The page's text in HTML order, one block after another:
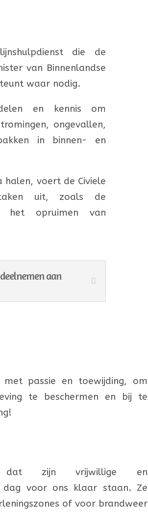
die de
van Binnenlandse
waar nodig.
en kennis om
ongevallen,
in binnen- en
halen, voert de Civiele
taken uit, zoals de
het opruimen van
aan
passie en toewijding, om
te beschermen en bij te
dat zijn vrijwillige en
dag voor ons klaar staan. Ze
of voor brandweer